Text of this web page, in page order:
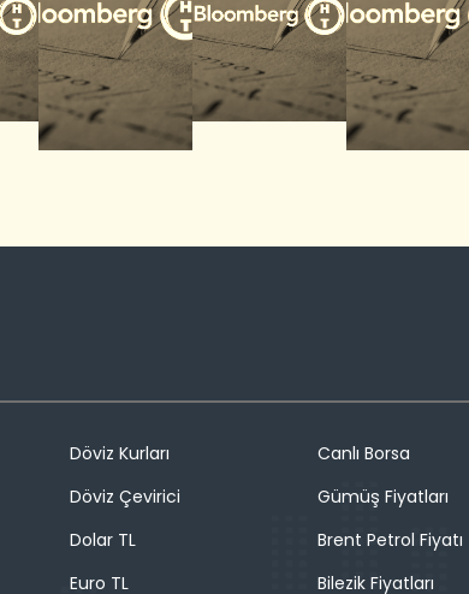
Döviz Kurları
Döviz Çevirici
Dolar TL
Euro TL
Canlı Borsa
Gümüş Fiyatları
Brent Petrol Fiyatı
Bilezik Fiyatları